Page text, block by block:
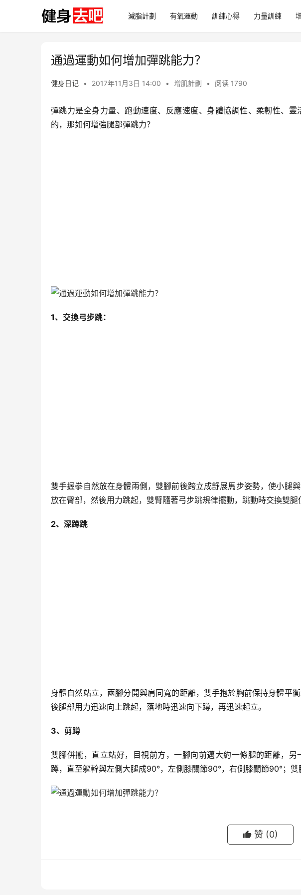
減脂計劃 有氧運動 訓練心得 力量訓練
通過運動如何增加彈跳能力？
健身日记 • 2017年11月3日 14:00 • 增肌計劃 • 阅读 1790
彈跳力是全身力量、跑動速度、反應速度、身體協調性、柔韌性、
的，那如何增強腿部彈跳力？
1、交換弓步跳：
雙手握拳自然放在身體兩側，雙腳前後跨立成舒展馬步姿勢，使小腿
放在臀部，然後用力跳起，雙臂隨著弓步跳規律擺動，跳動時交換雙腿
2、深蹲跳
身體自然站立，兩腳分開與肩同寬的距離，雙手抱於胸前保持身體平
後腿部用力迅速向上跳起，落地時迅速向下蹲，再迅速起立。
3、剪蹲
雙腳併攏，直立站好，目視前方，一腳向前邁大約一條腿的距離，
蹲，直至軀幹與左側大腿成90°，左側膝關節90°，右側膝關節90°；雙
赞 (0)